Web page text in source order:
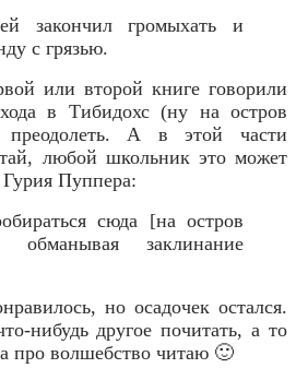
закончил громыхать и
с грязью.
или второй книге говорили
в Тибидохс (ну на остров
А в этой части
любой школьник это может
Пуппера:
сюда [на остров
заклинание
но осадочек остался.
нибудь другое почитать, а то
про волшебство читаю 🙂